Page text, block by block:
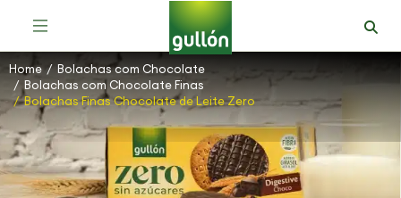
You are here:
Home
Bolachas com Chocolate
Bolachas com Chocolate Finas
Bolachas Finas Chocolate de Leite Zero